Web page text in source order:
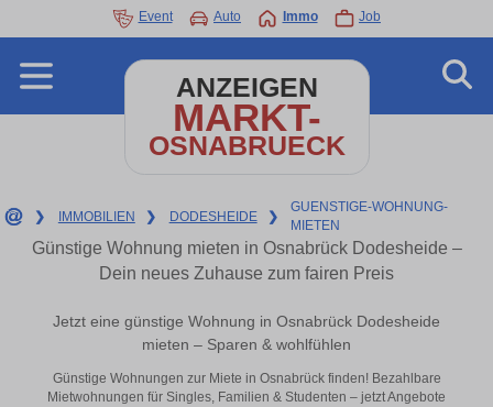
Event Auto Immo Job
ANZEIGEN
MARKT-
OSNABRUECK
❯ IMMOBILIEN ❯ DODESHEIDE ❯
GUENSTIGE-WOHNUNG-
MIETEN
Günstige Wohnung mieten in Osnabrück Dodesheide –
Dein neues Zuhause zum fairen Preis
Jetzt eine günstige Wohnung in Osnabrück Dodesheide
mieten – Sparen & wohlfühlen
Günstige Wohnungen zur Miete in Osnabrück finden! Bezahlbare
Mietwohnungen für Singles, Familien & Studenten – jetzt Angebote